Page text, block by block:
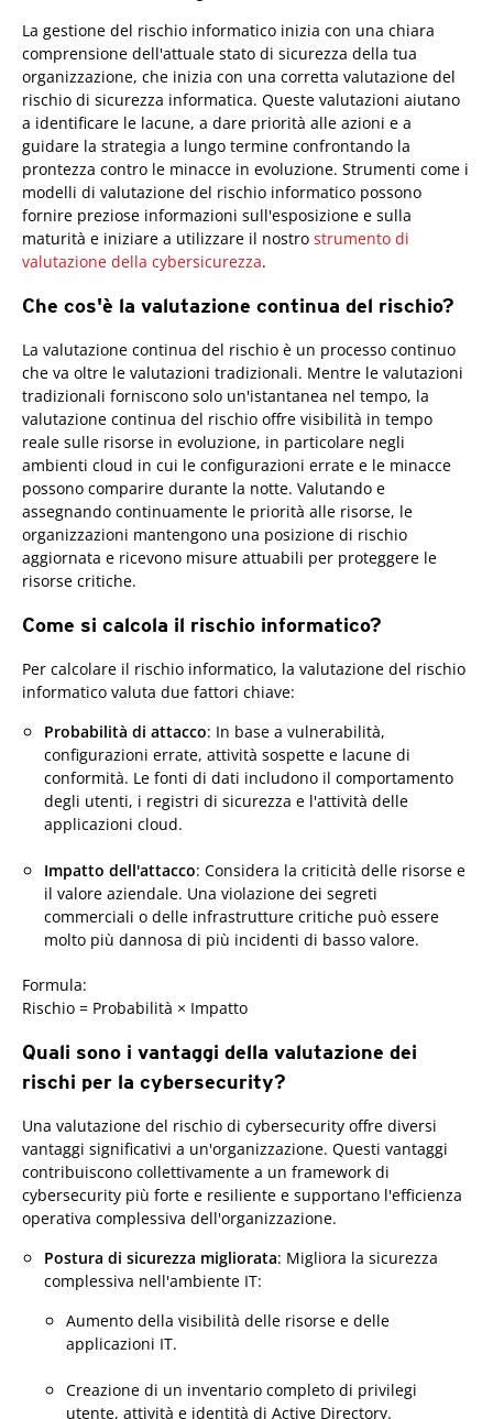
La gestione del rischio informatico inizia con una chiara
comprensione dell'attuale stato di sicurezza della tua
organizzazione, che inizia con una corretta valutazione del
rischio di sicurezza informatica. Queste valutazioni aiutano
a identificare le lacune, a dare priorità alle azioni e a
guidare la strategia a lungo termine confrontando la
prontezza contro le minacce in evoluzione. Strumenti come i
modelli di valutazione del rischio informatico possono
fornire preziose informazioni sull'esposizione e sulla
maturità e iniziare a utilizzare il nostro strumento di
valutazione della cybersicurezza.
Che cos'è la valutazione continua del rischio?
La valutazione continua del rischio è un processo continuo
che va oltre le valutazioni tradizionali. Mentre le valutazioni
tradizionali forniscono solo un'istantanea nel tempo, la
valutazione continua del rischio offre visibilità in tempo
reale sulle risorse in evoluzione, in particolare negli
ambienti cloud in cui le configurazioni errate e le minacce
possono comparire durante la notte. Valutando e
assegnando continuamente le priorità alle risorse, le
organizzazioni mantengono una posizione di rischio
aggiornata e ricevono misure attuabili per proteggere le
risorse critiche.
Come si calcola il rischio informatico?
Per calcolare il rischio informatico, la valutazione del rischio
informatico valuta due fattori chiave:
Probabilità di attacco: In base a vulnerabilità,
configurazioni errate, attività sospette e lacune di
conformità. Le fonti di dati includono il comportamento
degli utenti, i registri di sicurezza e l'attività delle
applicazioni cloud.
Impatto dell'attacco: Considera la criticità delle risorse e
il valore aziendale. Una violazione dei segreti
commerciali o delle infrastrutture critiche può essere
molto più dannosa di più incidenti di basso valore.
Formula:
Rischio = Probabilità × Impatto
Quali sono i vantaggi della valutazione dei
rischi per la cybersecurity?
Una valutazione del rischio di cybersecurity offre diversi
vantaggi significativi a un'organizzazione. Questi vantaggi
contribuiscono collettivamente a un framework di
cybersecurity più forte e resiliente e supportano l'efficienza
operativa complessiva dell'organizzazione.
Postura di sicurezza migliorata: Migliora la sicurezza
complessiva nell'ambiente IT:
Aumento della visibilità delle risorse e delle
applicazioni IT.
Creazione di un inventario completo di privilegi
utente, attività e identità di Active Directory.